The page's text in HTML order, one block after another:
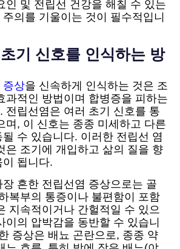
인 및 전립선 건강을 해칠 수 있는
의를 기울이는 것이 필수적입니
기 신호를 인식하는 방
증상을 신속하게 인식하는 것은 조
과적인 방법이며 합병증을 피하는
전립선염은 여러 초기 신호를 통
며, 이 신호는 종종 미세하고 다른
수 있습니다. 이러한 전립선 염
은 조기에 개입하고 삶의 질을 향
됩니다.
흔한 전립선염 증상으로는 골
복부의 통증이나 불편함이 포함
지속적이거나 간헐적일 수 있으
이의 압박감을 동반할 수 있습니
증상은 배뇨 곤란으로, 종종 약